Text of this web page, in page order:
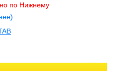
по Нижнему